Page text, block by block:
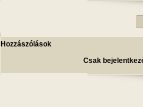
Hozzászólások
Csak